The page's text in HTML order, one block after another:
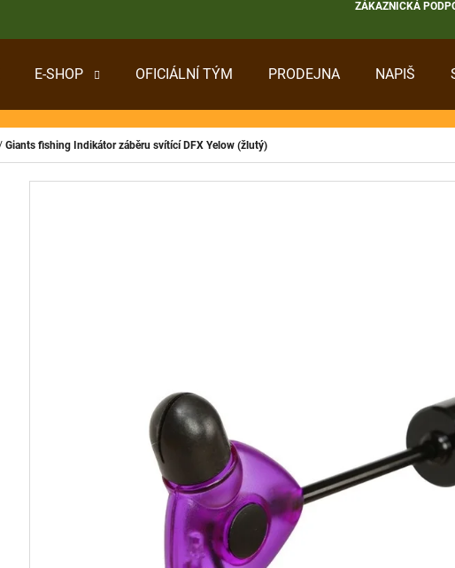
ZÁKAZNICKÁ
E-SHOP OFICIÁLNÍ TÝM PRODEJNA NAPIŠ
Giants fishing Indikátor záběru svítící DFX Yelow (žlutý)
CO POTŘEBUJETE NAJÍT?
HLEDAT
OLOVĚNÁ ZÁTĚŽ DELPHIN
CYBERBARBED S OTVOREM
FOX CARP SUB
Původně: 225 Kč